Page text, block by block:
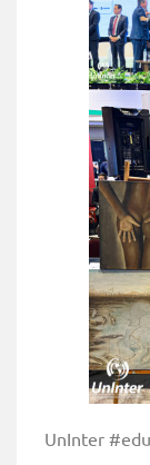
UnInter